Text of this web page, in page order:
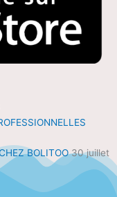
BOLITOO 30 juillet